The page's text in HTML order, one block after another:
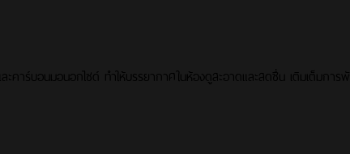
าร์บอนมอนอกไซด์ ทำให้บรรยากาศในห้องดูสะอาดและสดชื่น เติมเต็มการ